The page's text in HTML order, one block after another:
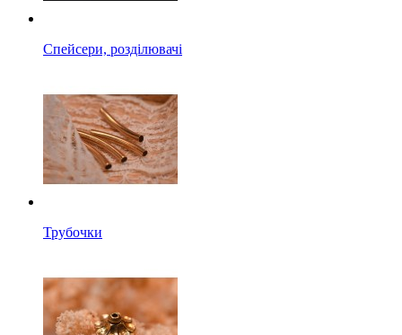
Спейсери, розділювачі
Трубочки